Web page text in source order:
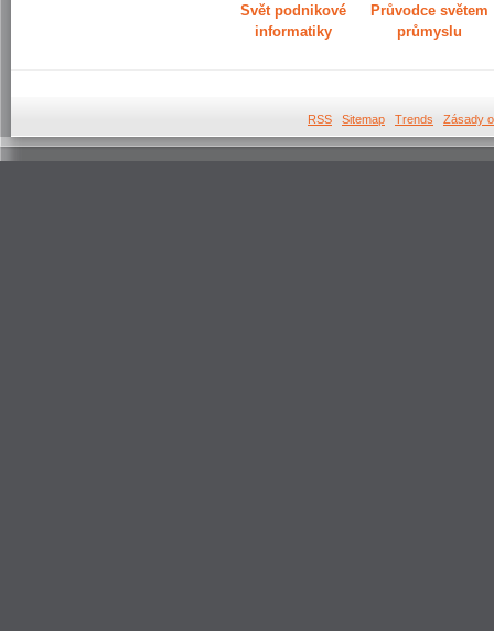
Svět podnikové
informatiky
Průvodce světem
průmyslu
RSS Sitemap Trends Zásady